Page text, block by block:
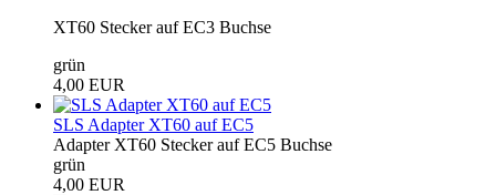
XT60 Stecker auf EC3 Buchse
grün
4,00 EUR
SLS Adapter XT60 auf EC5
Adapter XT60 Stecker auf EC5 Buchse
grün
4,00 EUR